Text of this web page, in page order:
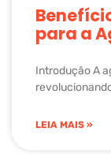
para a
Introdução A
LEIA MAIS »